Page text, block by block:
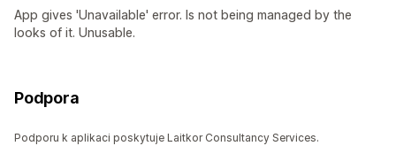
App gives 'Unavailable' error. Is not being managed by the
looks of it. Unusable.
Podpora
Podporu k aplikaci poskytuje Laitkor Consultancy Services.